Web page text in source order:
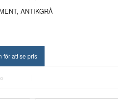
ANTIKGRÅ
för att se pris